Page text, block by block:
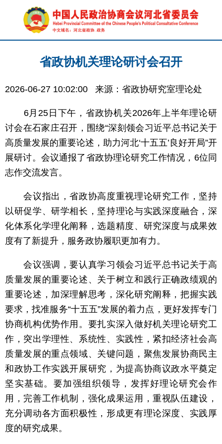
省政协机关理论研讨会召开
2026-06-27 10:02:00 来源：省政协研究室理论处
6月25日下午，省政协机关2026年上半年理论研
讨会在石家庄召开，围绕“深刻领会习近平总书记关于
高质量发展的重要论述，助力河北‘十五五’良好开局”开
展研讨。会议通报了省政协理论研究工作情况，6位同
志作交流发言。
会议指出，省政协高度重视理论研究工作，坚持
以研促学、研学相长，坚持理论与实践深度融合，深
化体系化学理化阐释，选题精度、研究深度与成果效
度有了新提升，服务政协履职更加有力。
会议强调，要认真学习领会习近平总书记关于高
质量发展的重要论述、关于树立和践行正确政绩观的
重要论述，加深理解思考，深化研究阐释，把握实践
要求，找准服务“十五五”发展的着力点，更好发挥专门
协商机构优势作用。要扎实深入做好机关理论研究工
作，突出学理性、系统性、实践性，紧扣经济社会高
质量发展的重点领域、关键问题，聚焦发展协商民主
和政协工作实践开展研究，为提高协商议政水平奠定
坚实基础。要加强组织领导，发挥好理论研究会作
用，完善工作机制，强化成果运用，重视队伍建设，
充分调动各方面积极性，形成更有理论深度、实践厚
度的研究成果。